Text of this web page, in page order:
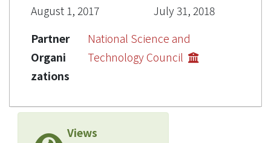
August 1, 2017
July 31, 2018
Partner
Organi
zations
National Science and
Technology Council
Views